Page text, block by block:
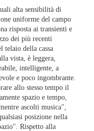
alta sensibilità di
uniforme del campo
risposta ai transienti e
dei più recenti
telaio della cassa
vista, è leggera,
intelligente, a
e poco ingombrante.
allo stesso tempo il
spazio e tempo,
ascolti musica",
posizione nella
Rispetto alla